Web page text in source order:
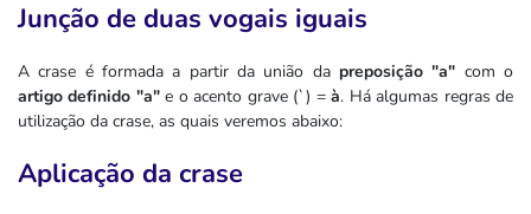
Física
Química
Junção de duas vogais iguais
A crase é formada a partir da união da preposição "a" com o
artigo definido "a"e o acento grave (`) =à. Há algumas regras de
utilização da crase, as quais veremos abaixo:
Aplicação da crase